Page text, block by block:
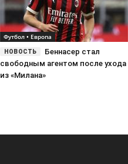
Футбол • Европа
Беннасер стал
свободным агентом после ухода
из «Милана»